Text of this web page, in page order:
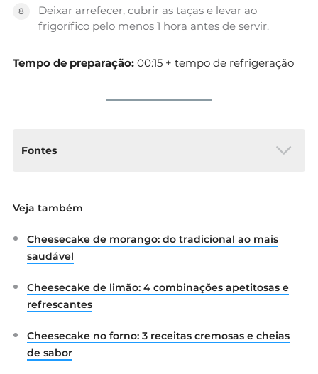
Deixar arrefecer, cubrir as taças e levar ao
frigorífico pelo menos 1 hora antes de servir.
Tempo de preparação: 00:15 + tempo de refrigeração
Fontes
adaptadas das páginas
Veja também
Cheesecake de morango: do tradicional ao mais
saudável
Cheesecake de limão: 4 combinações apetitosas e
refrescantes
Cheesecake no forno: 3 receitas cremosas e cheias
de sabor